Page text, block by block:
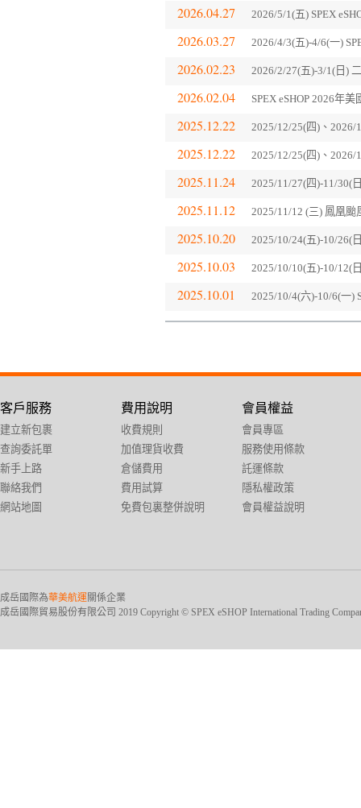
2026.04.27 2026/5/1(五) SPEX
2026.03.27 2026/4/3(五)-4/6(一)
2026.02.23 2026/2/27(五)-3/1(日)
2026.02.04 SPEX eSHOP 2026年
2025.12.22 2025/12/25(四)、2026/
2025.12.22 2025/12/25(四)、2026/
2025.11.24 2025/11/27(四)-11/30(
2025.11.12 2025/11/12 (三) 鳳凰
2025.10.20 2025/10/24(五)-10/26(
2025.10.03 2025/10/10(五)-10/12(
2025.10.01 2025/10/4(六)-10/6(一)
客戶服務
建立新包裹
查詢委託單
新手上路
聯絡我們
網站地圖
費用說明
收費規則
加值理貨收費
倉儲費用
費用試算
免費包裏整併說明
會員權益
會員專區
服務使用條款
託運條款
隱私權政策
會員權益說明
成岳國際為華美航運關係企業
成岳國際貿易股份有限公司 2019 Copyright © SPEX eSHOP International Trading